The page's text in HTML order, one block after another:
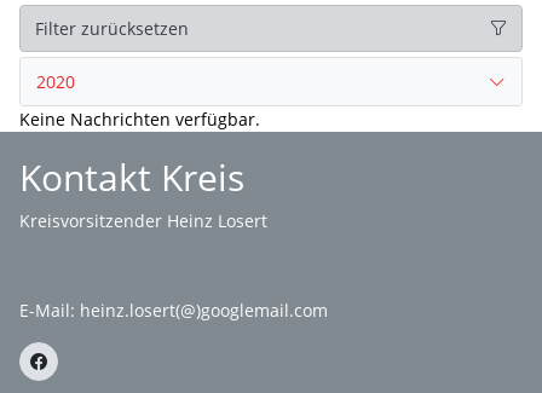
Filter zurücksetzen
2020
Keine Nachrichten verfügbar.
Kontakt Kreis
Kreisvorsitzender Heinz Losert
E-Mail: heinz.losert(@)googlemail.com